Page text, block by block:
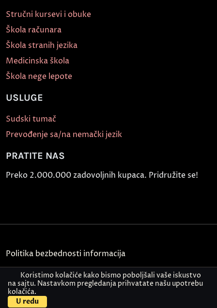
Stručni kursevi i obuke
Škola računara
Škola stranih jezika
Medicinska škola
Škola nege lepote
USLUGE
Sudski tumač
Prevođenje sa/na nemački jezik
PRATITE NAS
Preko 2.000.000 zadovoljnih kupaca. Pridružite se!
Politika bezbednosti informacija
Kontakt
© Akademija Oxford 2026.
Koristimo kolačiće kako bismo poboljšali vaše iskustvo
na sajtu. Nastavkom pregledanja prihvatate našu upotrebu
kolačića.
U redu